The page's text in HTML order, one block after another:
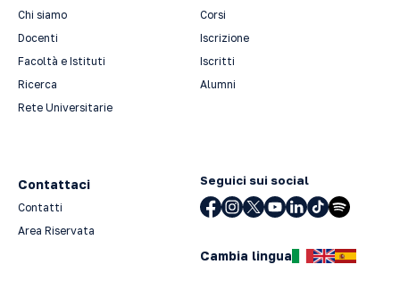
Chi siamo
Docenti
Facoltà e Istituti
Ricerca
Rete Universitarie
Corsi
Iscrizione
Iscritti
Alumni
Contattaci
Contatti
Area Riservata
Seguici sui social
Cambia lingua